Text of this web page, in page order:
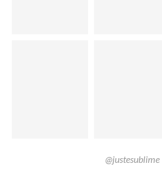
@justesublime